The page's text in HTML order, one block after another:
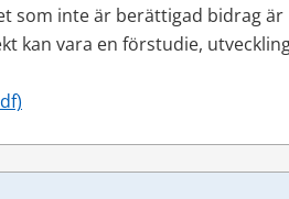
som inte är berättigad bidrag
kan vara en förstudie,